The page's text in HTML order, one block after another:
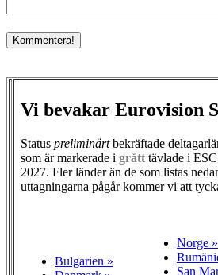
Vi bevakar Eurovision
Status preliminärtbekräftade
som är markerade i grått tävlade i
2027. Fler länder än de som listas
uttagningarna pågår kommer vi att
Bulgarien »
Norge »
San